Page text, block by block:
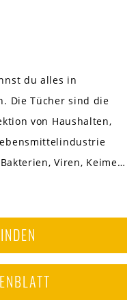
du alles in
Die Tücher sind die
von Haushalten,
Viren, Keime
und Hände